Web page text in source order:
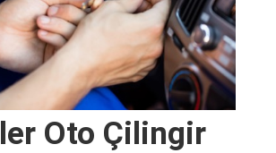
Oto Çilingir